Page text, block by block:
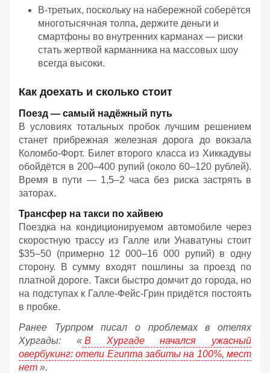
В-третьих, поскольку на набережной соберётся
многотысячная толпа, держите деньги и
смартфоны во внутренних карманах — риски
стать жертвой карманника на массовых шоу
всегда высоки.
Как доехать и сколько стоит
Поезд — самый надёжный путь
В условиях тотальных пробок лучшим решением
станет прибрежная железная дорога до вокзала
Коломбо-Форт. Билет второго класса из Хиккадувы
обойдётся в 200–400 рупий (около 60–120 рублей).
Время в пути — 1,5–2 часа без риска застрять в
заторах.
Трансфер на такси по хайвею
Поездка на кондиционируемом автомобиле через
скоростную трассу из Галле или Унаватуны стоит
$35–50 (примерно 12 000–16 000 рупий) в одну
сторону. В сумму входят пошлины за проезд по
платной дороге. Такси быстро домчит до города, но
на подступах к Галле-Фейс-Грин придётся постоять
в пробке.
Ранее Турпром писал о проблемах в отелях
Хургады: « В Хургаде начался ужасный
овербукинг: отели Египта забиты на 100%, мест
нет ».